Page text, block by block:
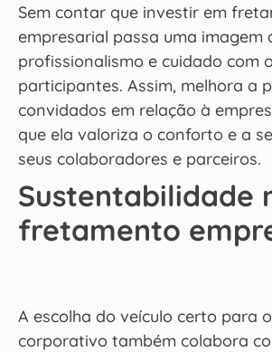
Sem contar que investir em
empresarial passa uma imagem
profissionalismo e cuidado com
participantes. Assim, melhora a
convidados em relação à
que ela valoriza o conforto e a
seus colaboradores e parceiros.
Sustentabilidade
fretamento
A escolha do veículo certo para
corporativo também colabora